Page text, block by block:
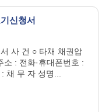
신청서
사 건 ○ 타채 채권압
: 전화·휴대폰번호 :
채 무 자 성명...